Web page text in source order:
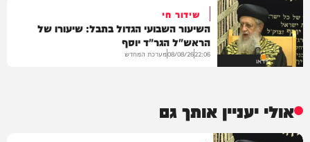
וידאו
שידור חי
השיעור השבועי הגדול בתבל: שיעורו של
הראש"ל הגר"ד יוסף
22:06
08/08/26מערכת המחדש
אולי יעניין אותך גם